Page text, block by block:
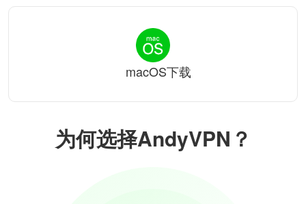
为何选择AndyVPN？
macOS下载